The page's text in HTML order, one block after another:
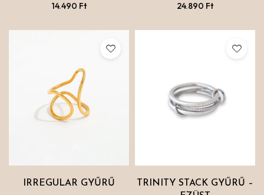
14.490 Ft
24.890 Ft
IRREGULAR GYŰRŰ
TRINITY STACK GYŰRŰ –